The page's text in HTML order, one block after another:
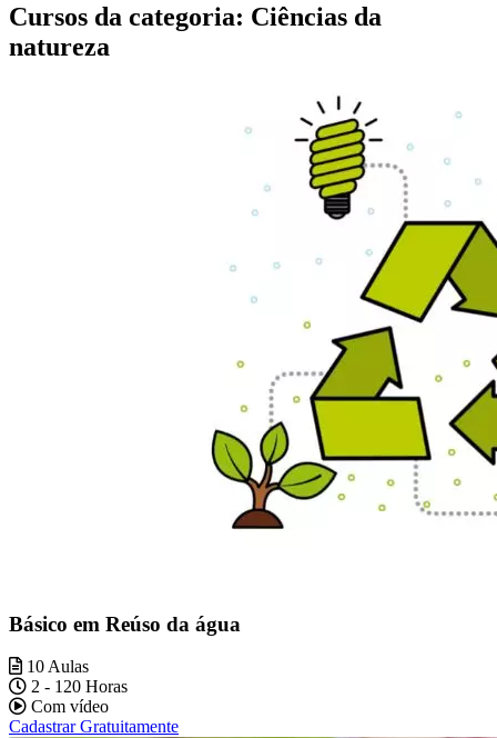
Cursos da categoria: Ciências da
natureza
Básico em Reúso da água
10 Aulas
2 - 120 Horas
Com vídeo
Cadastrar Gratuitamente